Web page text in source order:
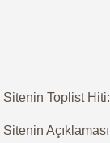
Sitenin Toplist
Sitenin